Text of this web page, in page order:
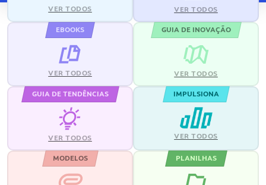
VER TODOS VER TODOS
EBOOKS
VER TODOS
GUIA DE INOVAÇÃO
VER TODOS
GUIA DE TENDÊNCIAS
VER TODOS
IMPULSIONA
VER TODOS
MODELOS PLANILHAS